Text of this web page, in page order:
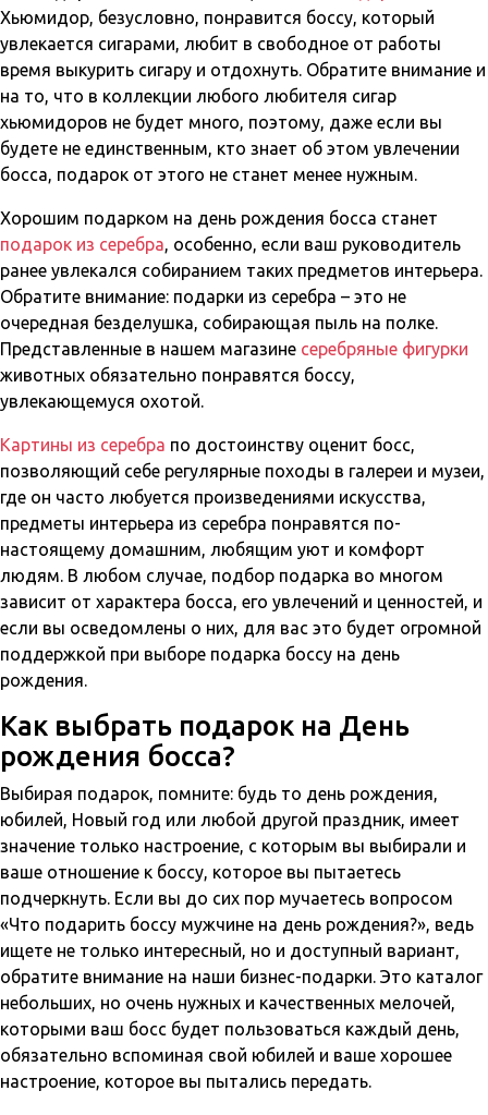
Хьюмидор, безусловно, понравится боссу, который
увлекается сигарами, любит в свободное от работы
время выкурить сигару и отдохнуть. Обратите внимание и
на то, что в коллекции любого любителя сигар
хьюмидоров не будет много, поэтому, даже если вы
будете не единственным, кто знает об этом увлечении
босса, подарок от этого не станет менее нужным.
Хорошим подарком на день рождения босса станет
подарок из серебра, особенно, если ваш руководитель
ранее увлекался собиранием таких предметов интерьера.
Обратите внимание: подарки из серебра – это не
очередная безделушка, собирающая пыль на полке.
Представленные в нашем магазине серебряные фигурки
животных обязательно понравятся боссу,
увлекающемуся охотой.
Картины из серебра по достоинству оценит босс,
позволяющий себе регулярные походы в галереи и музеи,
где он часто любуется произведениями искусства,
предметы интерьера из серебра понравятся по-
настоящему домашним, любящим уют и комфорт
людям. В любом случае, подбор подарка во многом
зависит от характера босса, его увлечений и ценностей, и
если вы осведомлены о них, для вас это будет огромной
поддержкой при выборе подарка боссу на день
рождения.
Как выбрать подарок на День
рождения босса?
Выбирая подарок, помните: будь то день рождения,
юбилей, Новый год или любой другой праздник, имеет
значение только настроение, с которым вы выбирали и
ваше отношение к боссу, которое вы пытаетесь
подчеркнуть. Если вы до сих пор мучаетесь вопросом
«Что подарить боссу мужчине на день рождения?», ведь
ищете не только интересный, но и доступный вариант,
обратите внимание на наши бизнес-подарки. Это каталог
небольших, но очень нужных и качественных мелочей,
которыми ваш босс будет пользоваться каждый день,
обязательно вспоминая свой юбилей и ваше хорошее
настроение, которое вы пытались передать.